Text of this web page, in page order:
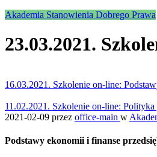
Akademia Stanowienia Dobrego Prawa
23.03.2021.
16.03.2021. Szkolenie on-line:
11.02.2021. Szkolenie on-line: Polityka
2021-02-09 przez office-main w
Podstawy ekonomii i finanse